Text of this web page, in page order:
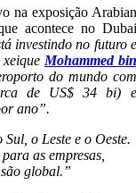
na exposição Arabian
acontece no Dubai
investindo no futuro e
Mohammed bin
do mundo com
de US$ 34 bi) e
ano”.
o Leste e o Oeste.
as empresas,
global.”